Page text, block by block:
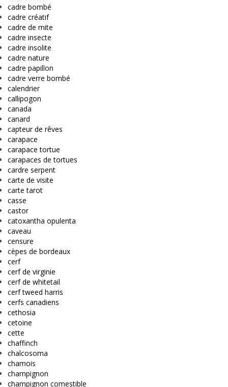
cadre bombé
cadre créatif
cadre de mite
cadre insecte
cadre insolite
cadre nature
cadre papillon
cadre verre bombé
calendrier
callipogon
canada
canard
capteur de rêves
carapace
carapace tortue
carapaces de tortues
cardre serpent
carte de visite
carte tarot
casse
castor
catoxantha opulenta
caveau
censure
cèpes de bordeaux
cerf
cerf de virginie
cerf de whitetail
cerf tweed harris
cerfs canadiens
cethosia
cetoine
cette
chaffinch
chalcosoma
chamois
champignon
champignon comestible